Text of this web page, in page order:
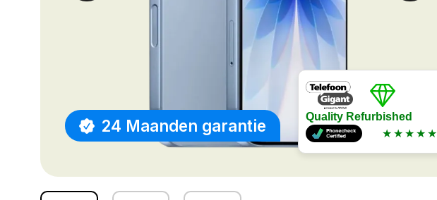
24 Maanden garantie
Quality Refurbished
★★★★★